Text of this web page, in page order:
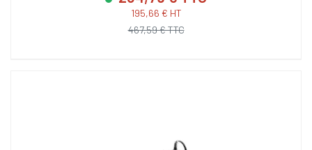
195,66 € HT
467,59 € TTC